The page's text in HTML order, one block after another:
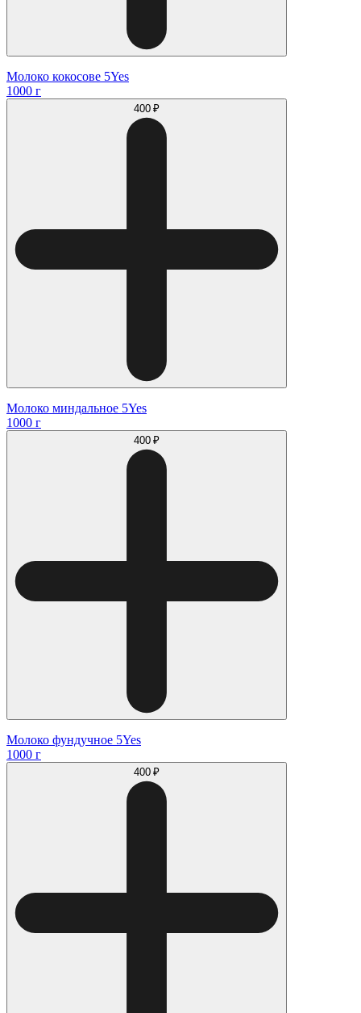
Молоко кокосове 5Yes
1000 г
400 ₽
Молоко миндальное 5Yes
1000 г
400 ₽
Молоко фундучное 5Yes
1000 г
400 ₽